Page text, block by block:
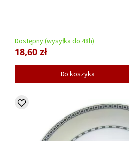
Dostępny (wysyłka do 48h)
18,60 zł
Do koszyka